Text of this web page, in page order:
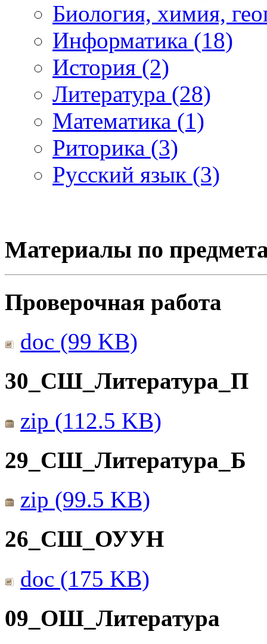
Биология, химия,
Информатика (18)
История (2)
Литература (28)
Математика (1)
Риторика (3)
Русский язык (3)
Материалы по
Проверочная работа
doc (99 KB)
30_СШ_Литература_П
zip (112.5 KB)
29_СШ_Литература_Б
zip (99.5 KB)
26_СШ_ОУУН
doc (175 KB)
09_ОШ_Литература